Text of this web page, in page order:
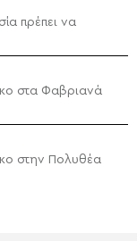
πρέπει να
στα Φαβριανά
στην Πολυθέα